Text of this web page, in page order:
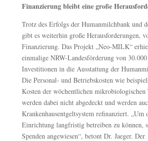
Finanzierung bleibt eine große
Trotz des Erfolgs der Humanmilchbank und
gibt es weiterhin große Herausforderungen,
Finanzierung. Das Projekt „Neo-MILK“
einmalige NRW-Landesförderung von
Investitionen in die Ausstattung der
Die Personal- und Betriebskosten wie
Kosten der wöchentlichen mikrobiologischen
werden dabei nicht abgedeckt und werden
Krankenhausentgeltsystem refinanziert. „Um
Einrichtung langfristig betreiben zu können,
Spenden angewiesen“, betont Dr. Jaeger. Der